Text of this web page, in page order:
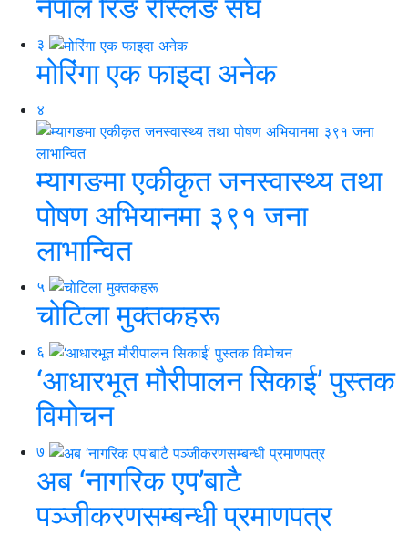
नेपाल रिङ रेस्लिङ संघ
३
मोरिंगा एक फाइदा अनेक
४
म्यागङमा एकीकृत जनस्वास्थ्य तथा
पोषण अभियानमा ३९१ जना
लाभान्वित
५
चोटिला मुक्तकहरू
६
‘आधारभूत मौरीपालन सिकाई’ पुस्तक
विमोचन
७
अब ‘नागरिक एप’बाटै
पञ्जीकरणसम्बन्धी प्रमाणपत्र